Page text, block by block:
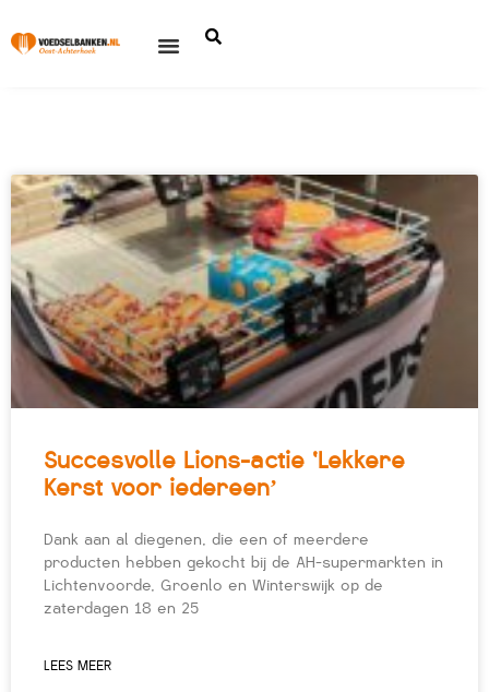
Succesvolle Lions-actie ‘Lekkere
Kerst voor iedereen’
Dank aan al diegenen, die een of meerdere
producten hebben gekocht bij de AH-supermarkten in
Lichtenvoorde, Groenlo en Winterswijk op de
zaterdagen 18 en 25
LEES MEER